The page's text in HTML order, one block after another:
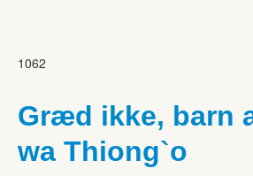
1062
Græd ikke, barn
wa Thiong`o